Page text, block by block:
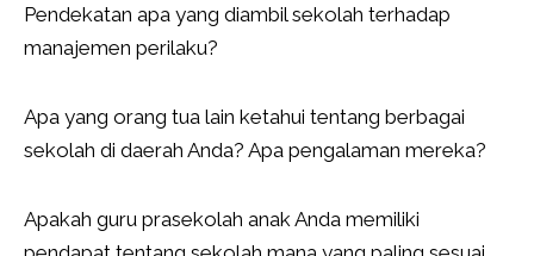
Pendekatan apa yang diambil sekolah terhadap
manajemen perilaku?
Apa yang orang tua lain ketahui tentang berbagai
sekolah di daerah Anda? Apa pengalaman mereka?
Apakah guru prasekolah anak Anda memiliki